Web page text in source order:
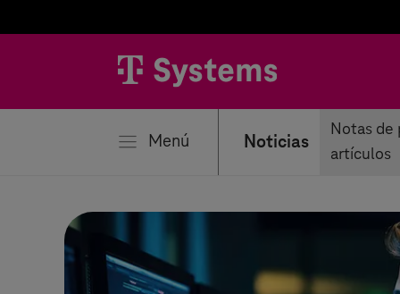
Menú Noticias
Notas de
artículos